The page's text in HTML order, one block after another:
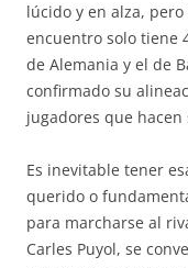
lúcido y en alza,
encuentro solo tiene
de Alemania y el de
confirmado su
jugadores que
Es inevitable tener
querido o
para marcharse al
Carles Puyol, se